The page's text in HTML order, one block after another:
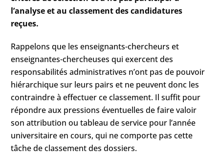
l’analyse et au classement des candidatures
reçues.
Rappelons que les enseignants-chercheurs et
enseignantes-chercheuses qui exercent des
responsabilités administratives n’ont pas de pouvoir
hiérarchique sur leurs pairs et ne peuvent donc les
contraindre à effectuer ce classement. Il suffit pour
répondre aux pressions éventuelles de faire valoir
son attribution ou tableau de service pour l’année
universitaire en cours, qui ne comporte pas cette
tâche de classement des dossiers.